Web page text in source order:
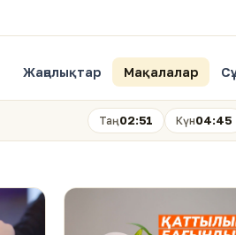
Жаңалықтар Мақалалар
Таң02:51 Күн04:45